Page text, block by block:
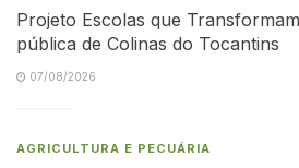
Projeto Escolas que
pública de Colinas do Tocantins
07/08/2026
AGRICULTURA E PECUÁRIA